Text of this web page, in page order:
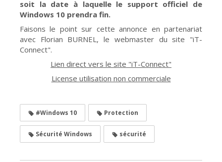
soit la date à laquelle le support officiel de
Windows 10 prendra fin.
Faisons le point sur cette annonce en partenariat
avec Florian BURNEL, le webmaster du site "iT-
Connect".
Lien direct vers le site "iT-Connect"
License utilisation non commerciale
#Windows 10 Protection
Sécurité Windows sécurité